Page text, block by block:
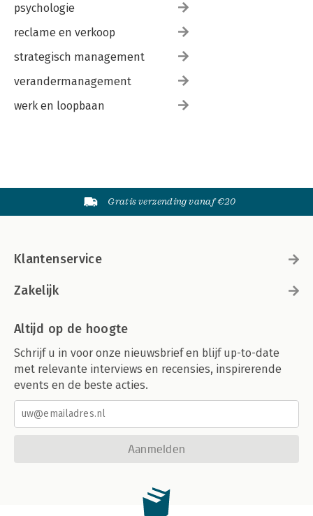
psychologie
reclame en verkoop
strategisch management
verandermanagement
werk en loopbaan
Gratis verzending vanaf €20
Klantenservice
Zakelijk
Altijd op de hoogte
Schrijf u in voor onze nieuwsbrief en blijf up-to-date
met relevante interviews en recensies, inspirerende
events en de beste acties.
Aanmelden